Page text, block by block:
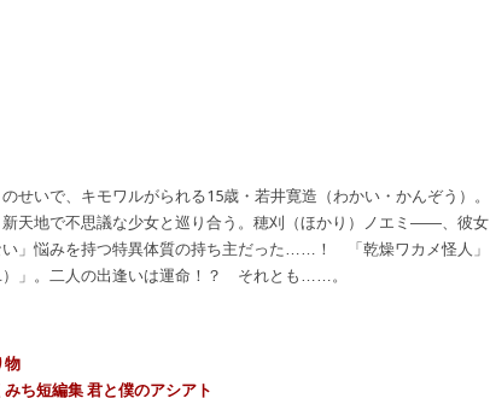
せいで、キモワルがられる15歳・若井寛造（わかい・かんぞう）。
天地で不思議な少女と巡り合う。穂刈（ほかり）ノエミ――、彼女
い」悩みを持つ特異体質の持ち主だった……！ 「乾燥ワカメ怪人」
）」。二人の出逢いは運命！？ それとも……。
物
ち短編集 君と僕のアシアト